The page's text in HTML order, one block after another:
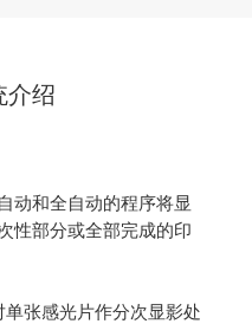
介绍
动和全自动的程序将显
性部分或全部完成的印
张感光片作分次显影处